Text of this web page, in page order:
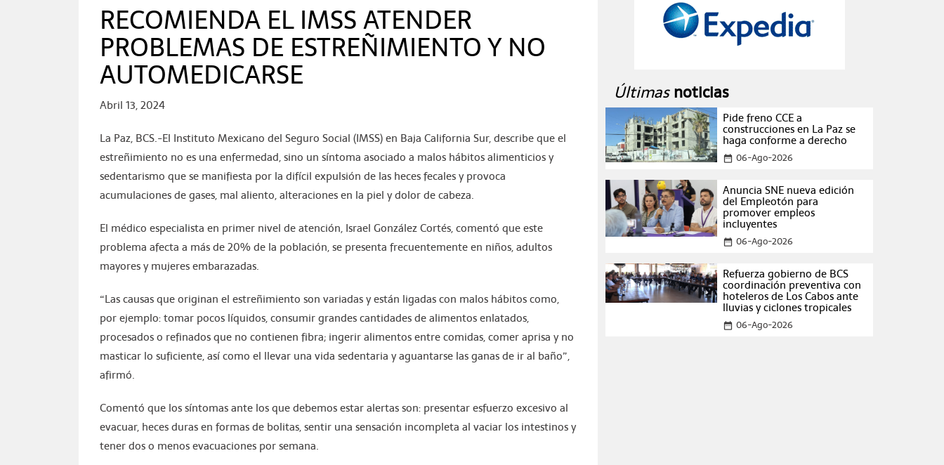
RECOMIENDA EL IMSS ATENDER
PROBLEMAS DE ESTREÑIMIENTO Y NO
AUTOMEDICARSE
Abril 13, 2024
La Paz, BCS.-El Instituto Mexicano del Seguro Social (IMSS) en Baja California Sur, describe que el
estreñimiento no es una enfermedad, sino un síntoma asociado a malos hábitos alimenticios y
sedentarismo que se manifiesta por la difícil expulsión de las heces fecales y provoca
acumulaciones de gases, mal aliento, alteraciones en la piel y dolor de cabeza.
El médico especialista en primer nivel de atención, Israel González Cortés, comentó que este
problema afecta a más de 20% de la población, se presenta frecuentemente en niños, adultos
mayores y mujeres embarazadas.
“Las causas que originan el estreñimiento son variadas y están ligadas con malos hábitos como,
por ejemplo: tomar pocos líquidos, consumir grandes cantidades de alimentos enlatados,
procesados o refinados que no contienen fibra; ingerir alimentos entre comidas, comer aprisa y no
masticar lo suficiente, así como el llevar una vida sedentaria y aguantarse las ganas de ir al baño”,
afirmó.
Comentó que los síntomas ante los que debemos estar alertas son: presentar esfuerzo excesivo al
evacuar, heces duras en formas de bolitas, sentir una sensación incompleta al vaciar los intestinos y
tener dos o menos evacuaciones por semana.
Últimas noticias
Pide freno CCE a
construcciones en La Paz se
haga conforme a derecho
date_range 06-Ago-2026
Anuncia SNE nueva edición
del Empleotón para
promover empleos
incluyentes
date_range 06-Ago-2026
Refuerza gobierno de BCS
coordinación preventiva con
hoteleros de Los Cabos ante
lluvias y ciclones tropicales
date_range 06-Ago-2026